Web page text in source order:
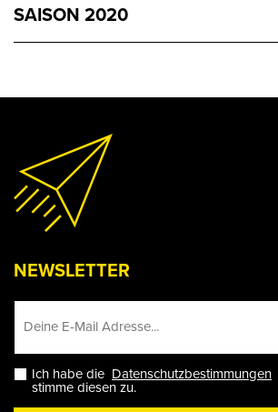
SAISON 2020
NEWSLETTER
Ich habe die Datenschutzbestimmungen
stimme diesen zu.